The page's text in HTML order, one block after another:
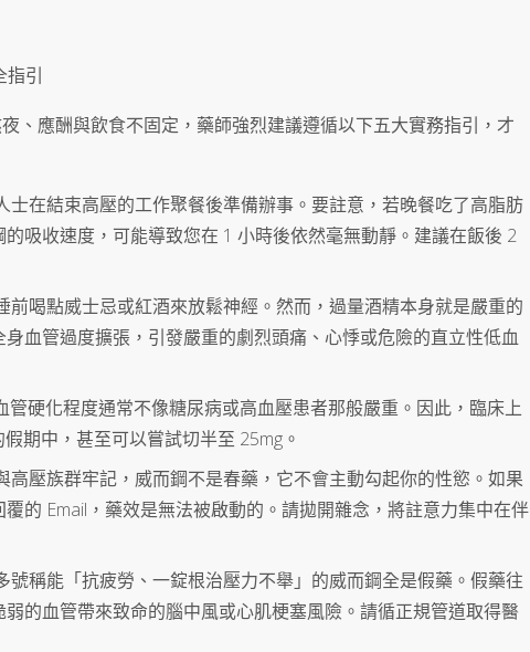
指引
、應酬與飲食不固定，藥師強烈建議遵循以下五大實務指引，才
在結束高壓的工作聚餐後準備辦事。要註意，若晚餐吃了高脂肪
吸收速度，可能導致您在 1 小時後依然毫無動靜。建議在飯後 2
喝點威士忌或紅酒來放鬆神經。然而，過量酒精本身就是嚴重的
血管過度擴張，引發嚴重的劇烈頭痛、心悸或危險的直立性低血
硬化程度通常不像糖尿病或高血壓患者那般嚴重。因此，臨床上
期中，甚至可以嘗試切半至 25mg。
壓族群牢記，威而鋼不是春藥，它不會主動勾起你的性慾。如果
的 Email，藥效是無法被啟動的。請拋開雜念，將註意力集中在伴
稱能「抗疲勞、一錠根治壓力不舉」的威而鋼全是假藥。假藥往
的血管帶來致命的腦中風或心肌梗塞風險。請循正規管道取得醫